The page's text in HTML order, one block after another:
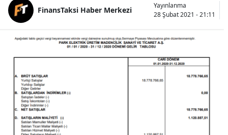
FinansTaksi Haber Merkezi
Yayınlanma
28 Şubat 2021 - 21:11